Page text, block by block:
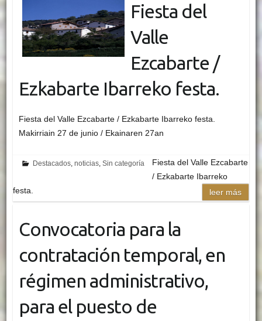
Fiesta del
Valle
Ezcabarte /
Ezkabarte Ibarreko festa.
Fiesta del Valle Ezcabarte / Ezkabarte Ibarreko festa.
Makirriain 27 de junio / Ekainaren 27an
Destacados,noticias,Sin categoría
Fiesta del Valle Ezcabarte
/ Ezkabarte Ibarreko
festa.
leer más
Convocatoria para la
contratación temporal, en
régimen administrativo,
para el puesto de